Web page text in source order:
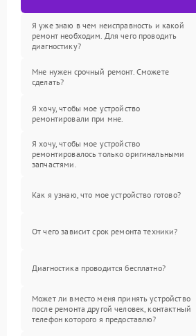
Я уже знаю в чем неисправность и какой
ремонт необходим. Для чего проводить
диагностику?
Мне нужен срочный ремонт. Сможете
сделать?
Я хочу, чтобы мое устройство
ремонтировали при мне.
Я хочу, чтобы мое устройство
ремонтировалось только оригинальными
запчастями.
Как я узнаю, что мое устройство готово?
От чего зависит срок ремонта техники?
Диагностика проводится бесплатно?
Может ли вместо меня принять устройство
после ремонта другой человек, контактный
телефон которого я предоставлю?